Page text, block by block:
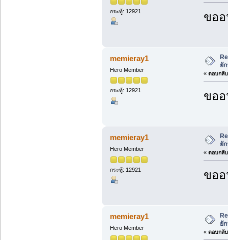
กระทู้: 12921 ขอ
memieray1
Hero Member
กระทู้: 12921
ยั
« ตอบกลั
ขอ
memieray1
Hero Member
กระทู้: 12921
ยั
« ตอบกลั
ขอ
memieray1
Hero Member
ยั
« ตอบกลั